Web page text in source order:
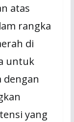
atas
rangka
di
untuk
dengan
yang